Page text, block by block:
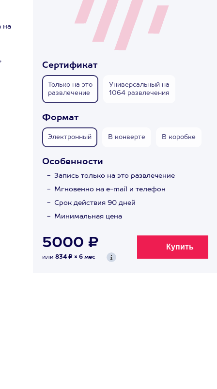
на
Сертификат
Только на это
развлечение
Универсальный на
1064 развлечения
Формат
Электронный В конверте В коробке
Особенности
Запись только на это развлечение
Мгновенно на e-mail и телефон
Срок действия 90 дней
Минимальная цена
5000 ₽
или 834 ₽ × 6 мес